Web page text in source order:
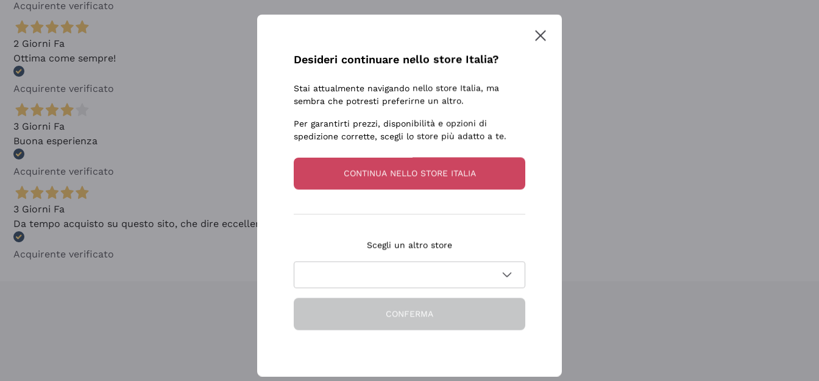
Acquirente verificato
2 Giorni Fa
Ottima come sempre!
Acquirente verificato
3 Giorni Fa
Buona esperienza
Acquirente verificato
3 Giorni Fa
Da tempo acquisto su questo sito, che dire eccellente
Acquirente verificato
Desideri continuare nello store Italia?
Stai attualmente navigando nello store Italia, ma
sembra che potresti preferirne un altro.
Per garantirti prezzi, disponibilità e opzioni di
spedizione corrette, scegli lo store più adatto a te.
CONTINUA NELLO STORE ITALIA
Scegli un altro store
CONFERMA